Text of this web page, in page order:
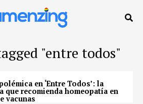
"entre todos"
en ‘Entre Todos’: la
que recomienda homeopatía en
vacunas